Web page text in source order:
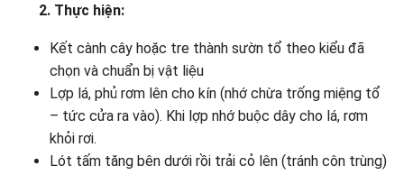
2. Thực hiện:
Kết cành cây hoặc tre thành sườn tổ theo kiểu đã
chọn và chuẩn bị vật liệu
Lợp lá, phủ rơm lên cho kín (nhớ chừa trống miệng tổ
– tức cửa ra vào). Khi lợp nhớ buộc dây cho lá, rơm
khỏi rơi.
Lót tấm tăng bên dưới rồi trải cỏ lên (tránh côn trùng)